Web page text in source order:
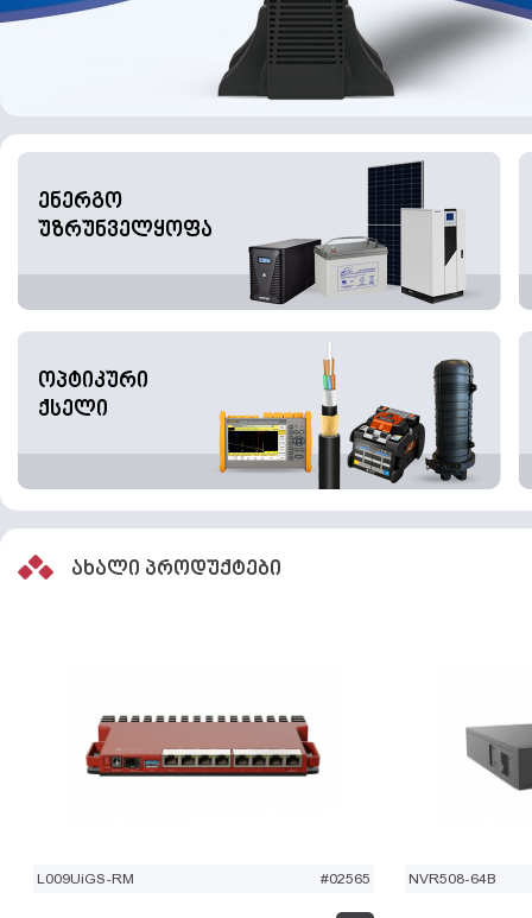
ენერგო
უზრუნველყოფა
ოპტიკური
ქსელი
ახალი პროდუქტები
L009UiGS-RM #02565 NVR508-64B